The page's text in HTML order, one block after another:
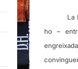
La
ho –